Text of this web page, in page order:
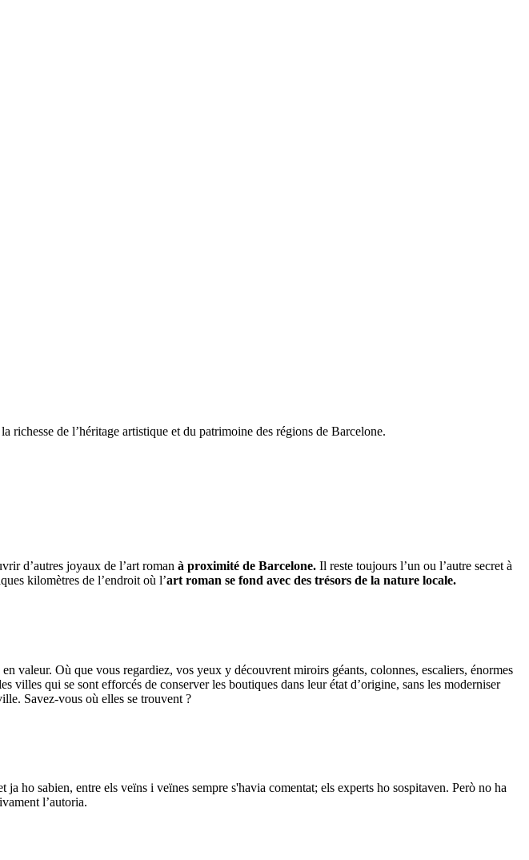
de l’héritage artistique et du patrimoine des régions de Barcelone.
d’autres joyaux de l’art roman à proximité de Barcelone. Il reste toujours l’un ou l’autre secret à
kilomètres de l’endroit où l’art roman se fond avec des trésors de la nature locale.
valeur. Où que vous regardiez, vos yeux y découvrent miroirs géants, colonnes, escaliers, énormes
villes qui se sont efforcés de conserver les boutiques dans leur état d’origine, sans les moderniser
Savez-vous où elles se trouvent ?
ja ho sabien, entre els veïns i veïnes sempre s'havia comentat; els experts ho sospitaven. Però no ha
l’autoria.